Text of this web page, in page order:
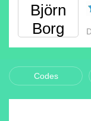
Björn
Borg
Codes